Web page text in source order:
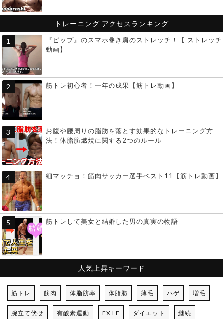
トレーニング アクセスランキング
『ピップ』のスマホ巻き肩のストレッチ！【 ストレッチ
動画】
筋トレ初心者！一年の成果【筋トレ動画】
お腹や腰周りの脂肪を落とす効果的なトレーニング方
法！体脂肪燃焼に関する2つのルール
細マッチョ！筋肉サッカー選手ベスト11【筋トレ動画】
筋トレして美女と結婚した男の真実の物語
人気上昇キーワード
筋トレ 筋肉 体脂肪率 体脂肪 薄毛 ハゲ 増毛
腕立て伏せ 有酸素運動 EXILE ダイエット 継続